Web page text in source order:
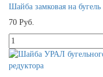
Шайба замковая на бугель
70 Руб.